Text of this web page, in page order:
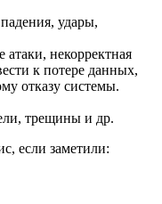
удары,
некорректная
к потере данных,
отказу системы.
трещины и др.
если заметили: